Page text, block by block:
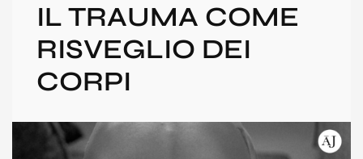
IL TRAU­MA COME
RISVE­GLIO DEI
COR­PI